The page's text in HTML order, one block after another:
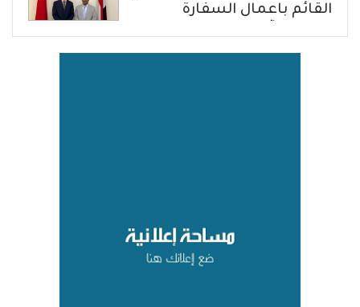
القائم باعمال السفارة
المشترك